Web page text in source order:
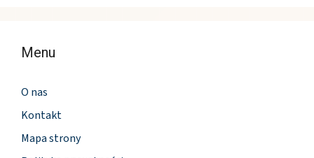
Menu
O nas
Kontakt
Mapa strony